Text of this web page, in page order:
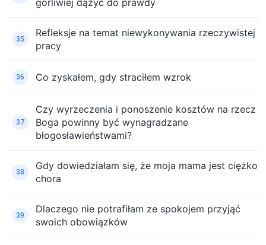
35
Refleksje na temat niewykonywania rzeczywistej
pracy
36 Co zyskałem, gdy straciłem wzrok
37
Czy wyrzeczenia i ponoszenie kosztów na rzecz
Boga powinny być wynagradzane
błogosławieństwami?
38
Gdy dowiedziałam się, że moja mama jest ciężko
chora
39
Dlaczego nie potrafiłam ze spokojem przyjąć
swoich obowiązków